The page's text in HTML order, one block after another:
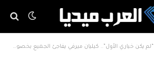
“لم يكن خياري الأول”.. كيليان ميرفي يفاجئ الجميع بخصوص دوره في فيلم Peaky Blinders